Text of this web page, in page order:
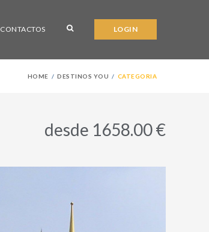
CONTACTOS LOGIN
HOME DESTINOS YOU CATEGORIA
desde 1658.00 €